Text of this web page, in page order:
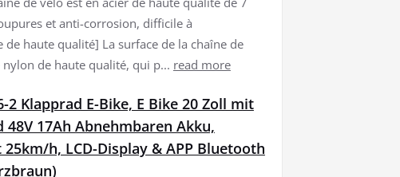
et anti-corrosion, difficile à
de haute qualité] La surface de la chaîne de
de haute qualité, qui p... read more
2 Klapprad E-Bike, E Bike 20 Zoll mit
17Ah Abnehmbaren Akku,
h, LCD-Display & APP Bluetooth